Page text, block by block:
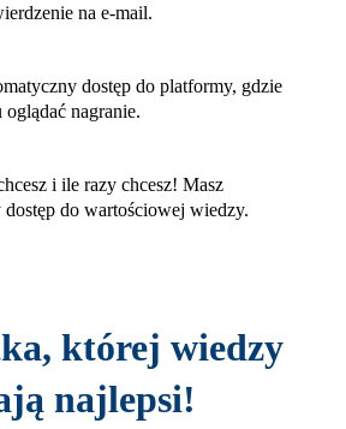
na e-mail.
dostęp do platformy, gdzie
oglądać nagranie.
i ile razy chcesz! Masz
do wartościowej wiedzy.
której wiedzy
najlepsi!